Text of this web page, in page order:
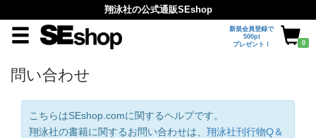
翔泳社の公式通販SEshop
新規会員登録で
500pt
プレゼント！
0
問い合わせ
こちらはSEshop.comに関するヘルプです。
翔泳社の書籍に関するお問い合わせは、 翔泳社刊行物Q＆